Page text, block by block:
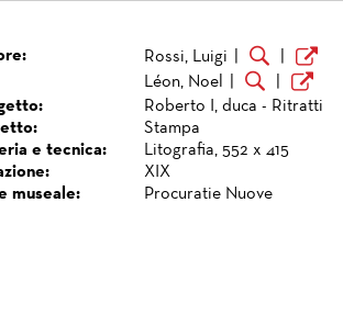
Rossi, Luigi
Léon, Noel
Roberto I, duca - Ritratti
Stampa
e tecnica:
Litografia, 552 x 415
XIX
museale:
Procuratie Nuove